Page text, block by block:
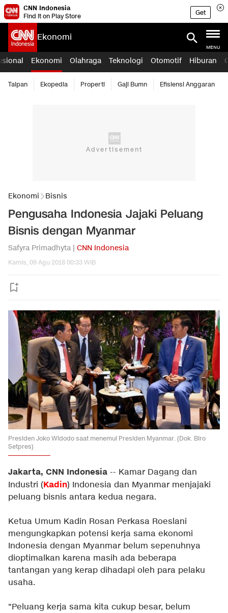
CNN Indonesia
Find it on Play Store
Get
Ekonomi
MENU
Ekonomi Olahraga Teknologi Otomotif Hiburan
Taipan Ekopedia Properti Gaji Bumn Efisiensi Anggaran
Ekonomi Bisnis
Pengusaha Indonesia Jajaki Peluang
Bisnis dengan Myanmar
Safyra Primadhyta | CNN Indonesia
Kamis, 09 Agu 2018 00:33 WIB
Presiden Joko Widodo saat menemui Presiden Myanmar. (Dok. Biro
Setpres)
Jakarta, CNN Indonesia -- Kamar Dagang dan
Industri (Kadin) Indonesia dan Myanmar menjajaki
peluang bisnis antara kedua negara.
Ketua Umum Kadin Rosan Perkasa Roeslani
mengungkapkan potensi kerja sama ekonomi
Indonesia dengan Myanmar belum sepenuhnya
dioptimalkan karena masih ada beberapa
tantangan yang kerap dihadapi oleh para pelaku
usaha.
"Peluang kerja sama kita cukup besar, belum